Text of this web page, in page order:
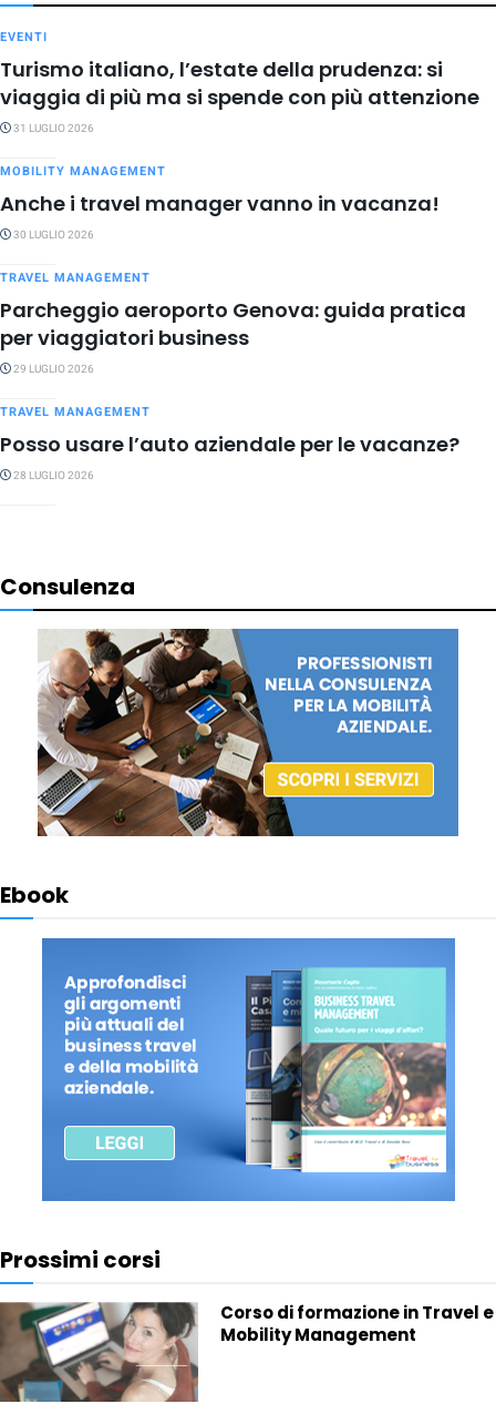
EVENTI
Turismo italiano, l’estate della prudenza: si
viaggia di più ma si spende con più attenzione
31 LUGLIO 2026
MOBILITY MANAGEMENT
Anche i travel manager vanno in vacanza!
30 LUGLIO 2026
TRAVEL MANAGEMENT
Parcheggio aeroporto Genova: guida pratica
per viaggiatori business
29 LUGLIO 2026
TRAVEL MANAGEMENT
Posso usare l’auto aziendale per le vacanze?
28 LUGLIO 2026
Consulenza
Ebook
Prossimi corsi
Corso di formazione in Travel e
Mobility Management